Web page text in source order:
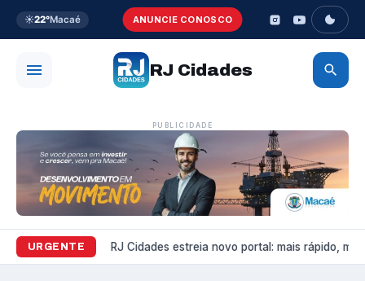
☀️22°Macaé ANUNCIE CONOSCO
RJ Cidades
PUBLICIDADE
URGENTE
Variedades RJ Cidades estreia novo portal: mais rápido,